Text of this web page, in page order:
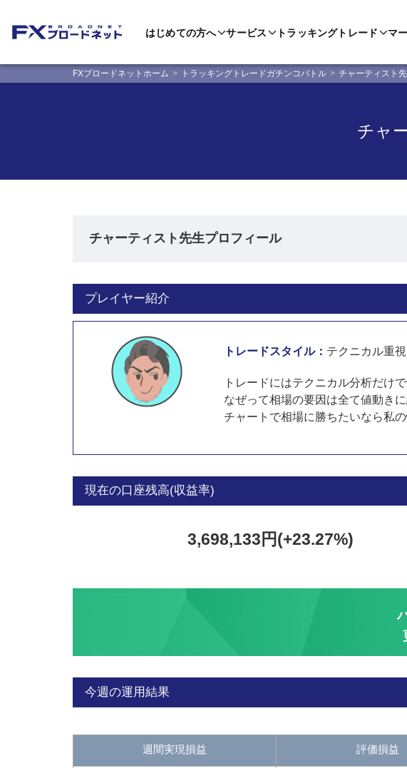
はじめての方へ サービス トラッキングトレード マ
FXブロードネットホーム トラッキングトレードガチンコバトル チャーティスト
チャ
チャーティスト先生プロフィール
プレイヤー紹介
トレードスタイル： テクニカル重視
トレードにはテクニカル分析だけで
なぜって相場の要因は全て値動き
チャートで相場に勝ちたいなら私
現在の口座残高(収益率)
3,698,133円(+23.27%)
今週の運用結果
週間実現損益 評価損益